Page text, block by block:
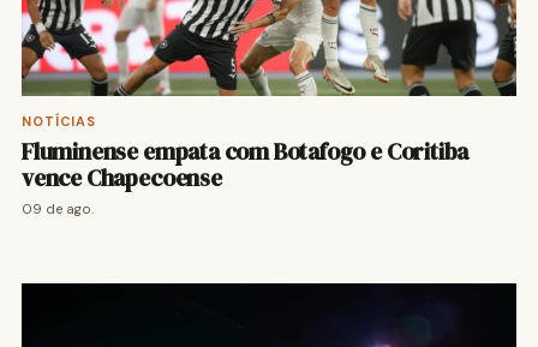
NOTÍCIAS
Fluminense empata com Botafogo e Coritiba
vence Chapecoense
09 de ago.